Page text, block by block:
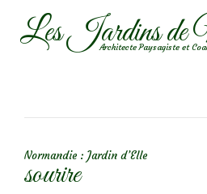
AllerLes Jardins de
Architecte Paysagiste et
Normandie : Jardin d’Elle
sourire